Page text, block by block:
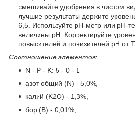
смешивайте удобрения в чистом
лучшие результаты держите
6,5. Используйте pH-метр или pH-
величины рН. Корректируйте
повысителей и понизителей pH от
Соотношение элементов:
N - P - K: 5 - 0 - 1
азот общий (N) - 5,0%,
калий (K2O) - 1,3%,
бор (B) - 0,01%,